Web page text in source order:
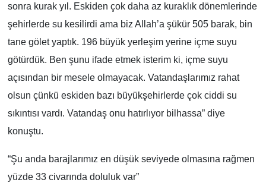
sonra kurak yıl. Eskiden çok daha az kuraklık dönemlerinde
şehirlerde su kesilirdi ama biz Allah’a şükür 505 barak, bin
tane gölet yaptık. 196 büyük yerleşim yerine içme suyu
götürdük. Ben şunu ifade etmek isterim ki, içme suyu
açısından bir mesele olmayacak. Vatandaşlarımız rahat
olsun çünkü eskiden bazı büyükşehirlerde çok ciddi su
sıkıntısı vardı. Vatandaş onu hatırlıyor bilhassa” diye
konuştu.
“Şu anda barajlarımız en düşük seviyede olmasına rağmen
yüzde 33 civarında doluluk var”